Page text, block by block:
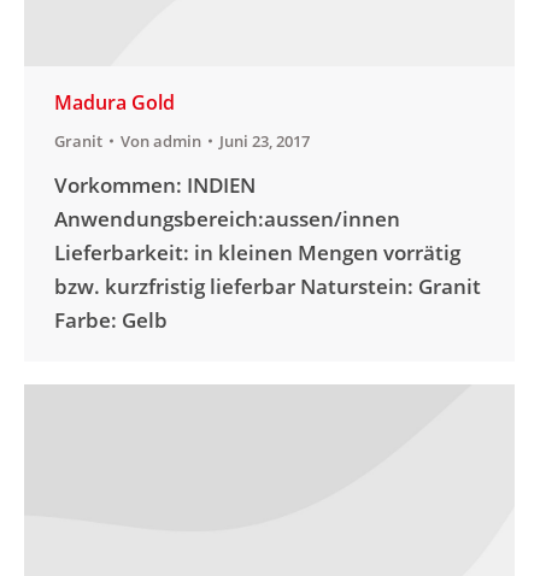
Madura Gold
Granit Vonadmin Juni 23, 2017
Vorkommen: INDIEN
Anwendungsbereich:aussen/innen
Lieferbarkeit: in kleinen Mengen vorrätig
bzw. kurzfristig lieferbar Naturstein: Granit
Farbe: Gelb